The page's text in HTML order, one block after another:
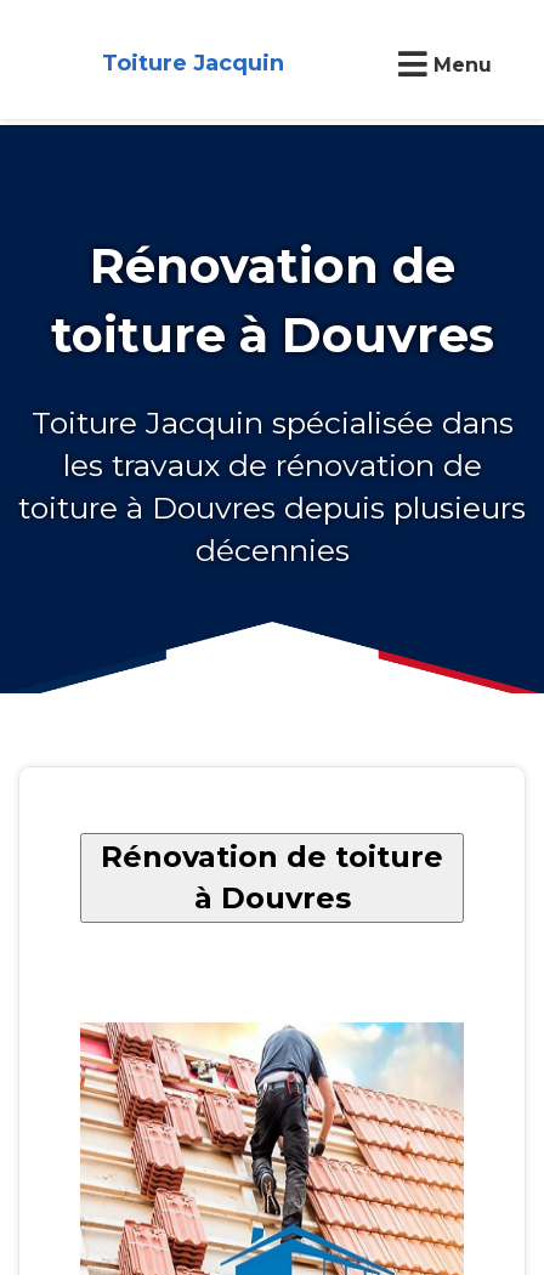
Toiture Jacquin Menu
Rénovation de
toiture à Douvres
Toiture Jacquin spécialisée dans
les travaux de rénovation de
toiture à Douvres depuis plusieurs
décennies
Rénovation de toiture
à Douvres